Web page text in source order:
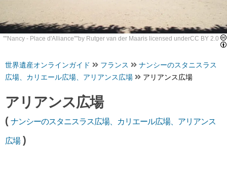
""Nancy - Place d'Alliance""by Rutger van der Maaris licensed underCC BY 2.0
世界遺産オンラインガイド フランス
ナンシーのスタニスラス
広場、カリエール広場、アリアンス広場
アリアンス広場
アリアンス広場
( ナンシーのスタニスラス広場、カリエール広場、アリアンス
広場)